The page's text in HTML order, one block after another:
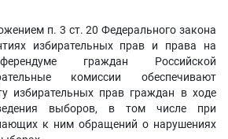
п. 3 ст. 20 Федерального закона
избирательных прав и права на
граждан Российской
комиссии обеспечивают
избирательных прав граждан в ходе
выборов, в том числе при
к ним обращений о нарушениях